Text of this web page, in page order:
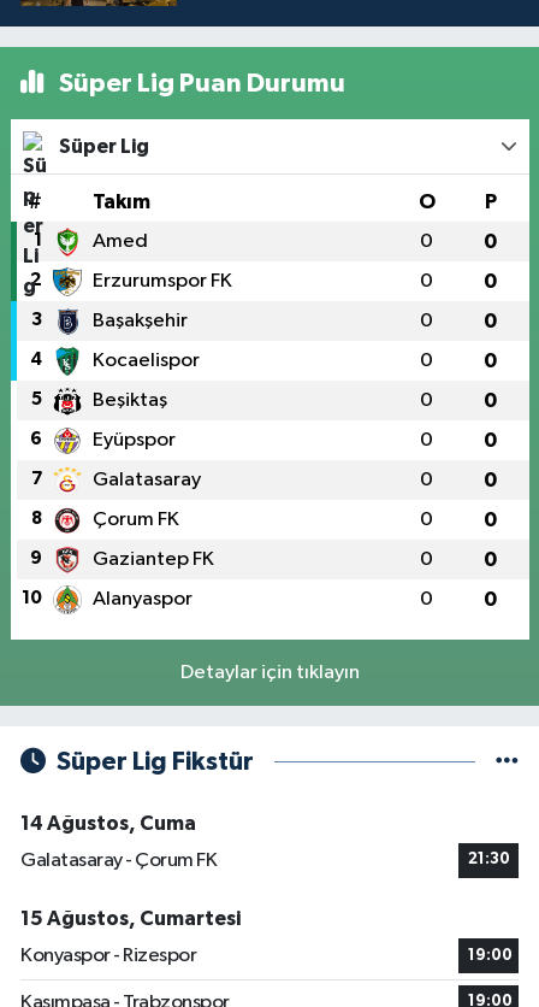
Süper Lig Puan Durumu
Süper Lig
# Takım O P
1 Amed 0 0
2 Erzurumspor FK 0 0
3 Başakşehir 0 0
4 Kocaelispor 0 0
5 Beşiktaş 0 0
6 Eyüpspor 0 0
7 Galatasaray 0 0
8 Çorum FK 0 0
9 Gaziantep FK 0 0
10 Alanyaspor 0 0
Detaylar için tıklayın
Süper Lig Fikstür
14 Ağustos, Cuma
Galatasaray - Çorum FK
21:30
15 Ağustos, Cumartesi
Konyaspor - Rizespor
19:00
Kasımpaşa - Trabzonspor 19:00